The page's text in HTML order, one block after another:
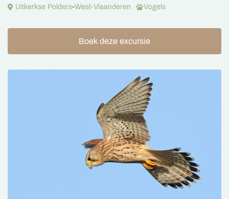
Uitkerkse Polders-West-Vlaanderen Vogels
Boek deze excursie